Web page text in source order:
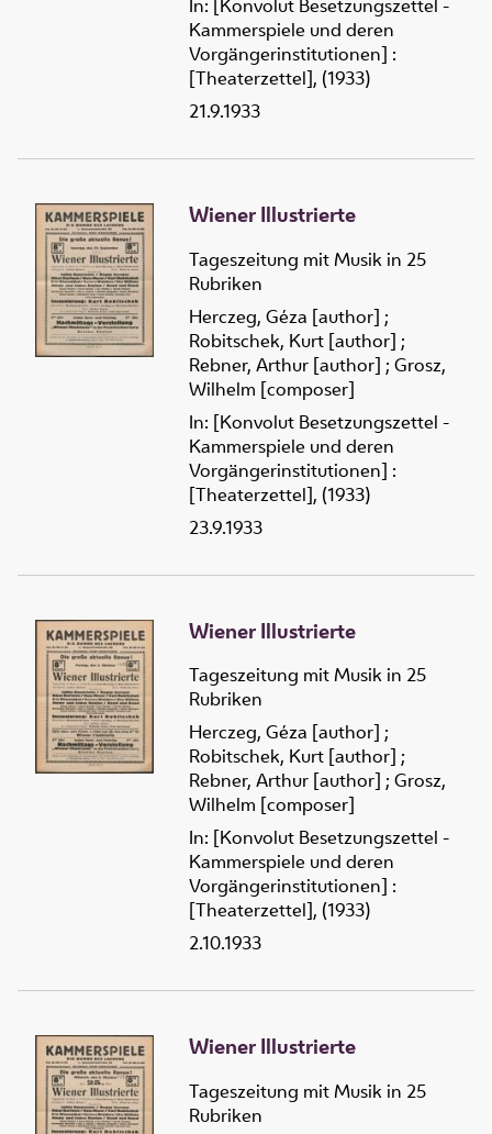
In: [Konvolut Besetzungszettel -
Kammerspiele und deren
Vorgängerinstitutionen] :
[Theaterzettel], (1933)
21.9.1933
Wiener Illustrierte
Tageszeitung mit Musik in 25
Rubriken
Herczeg, Géza [author] ;
Robitschek, Kurt [author] ;
Rebner, Arthur [author] ; Grosz,
Wilhelm [composer]
In: [Konvolut Besetzungszettel -
Kammerspiele und deren
Vorgängerinstitutionen] :
[Theaterzettel], (1933)
23.9.1933
Wiener Illustrierte
Tageszeitung mit Musik in 25
Rubriken
Herczeg, Géza [author] ;
Robitschek, Kurt [author] ;
Rebner, Arthur [author] ; Grosz,
Wilhelm [composer]
In: [Konvolut Besetzungszettel -
Kammerspiele und deren
Vorgängerinstitutionen] :
[Theaterzettel], (1933)
2.10.1933
Wiener Illustrierte
Tageszeitung mit Musik in 25
Rubriken